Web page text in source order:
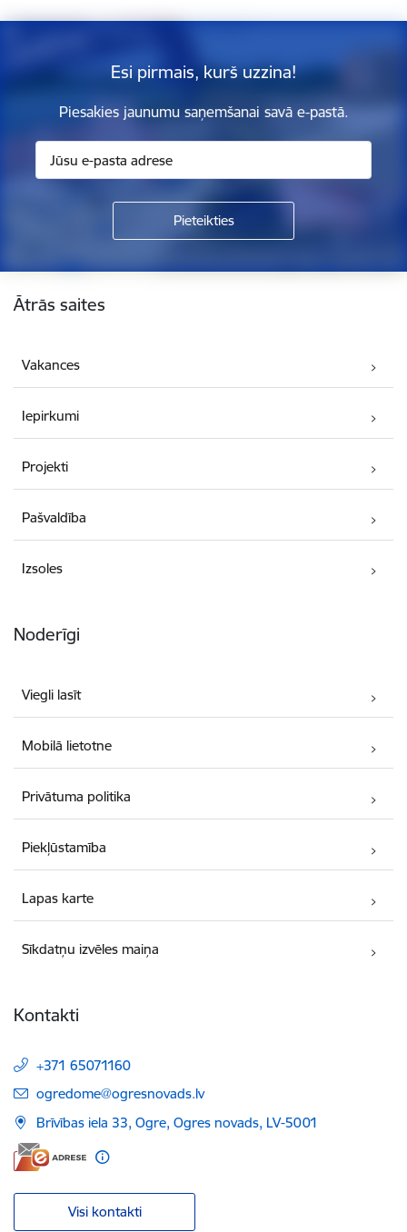
Esi pirmais, kurš uzzina!
Piesakies jaunumu saņemšanai savā e-pastā.
Ātrās saites
Vakances
Iepirkumi
Projekti
Pašvaldība
Izsoles
Noderīgi
Viegli lasīt
Mobilā lietotne
Privātuma politika
Piekļūstamība
Lapas karte
Sīkdatņu izvēles maiņa
Kontakti
+371 65071160
E-pasts:
ogredome@ogresnovads.lv
Brīvības iela 33, Ogre, Ogres novads, LV-5001
Visi kontakti